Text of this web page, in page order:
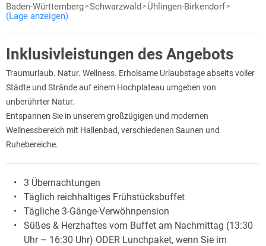
Baden-Württemberg Schwarzwald
Ühlingen-Birkendorf
(Lage anzeigen)
Inklusivleistungen des Angebots
Traumurlaub. Natur. Wellness. Erholsame Urlaubstage abseits voller
Städte und Strände auf einem Hochplateau umgeben von
unberührter Natur.
Entspannen Sie in unserem großzügigen und modernen
Wellnessbereich mit Hallenbad, verschiedenen Saunen und
Ruhebereiche.
3 Übernachtungen
Täglich reichhaltiges Frühstücksbuffet
Tägliche 3-Gänge-Verwöhnpension
Süßes & Herzhaftes vom Buffet am Nachmittag (13:30
Uhr – 16:30 Uhr) ODER Lunchpaket, wenn Sie im